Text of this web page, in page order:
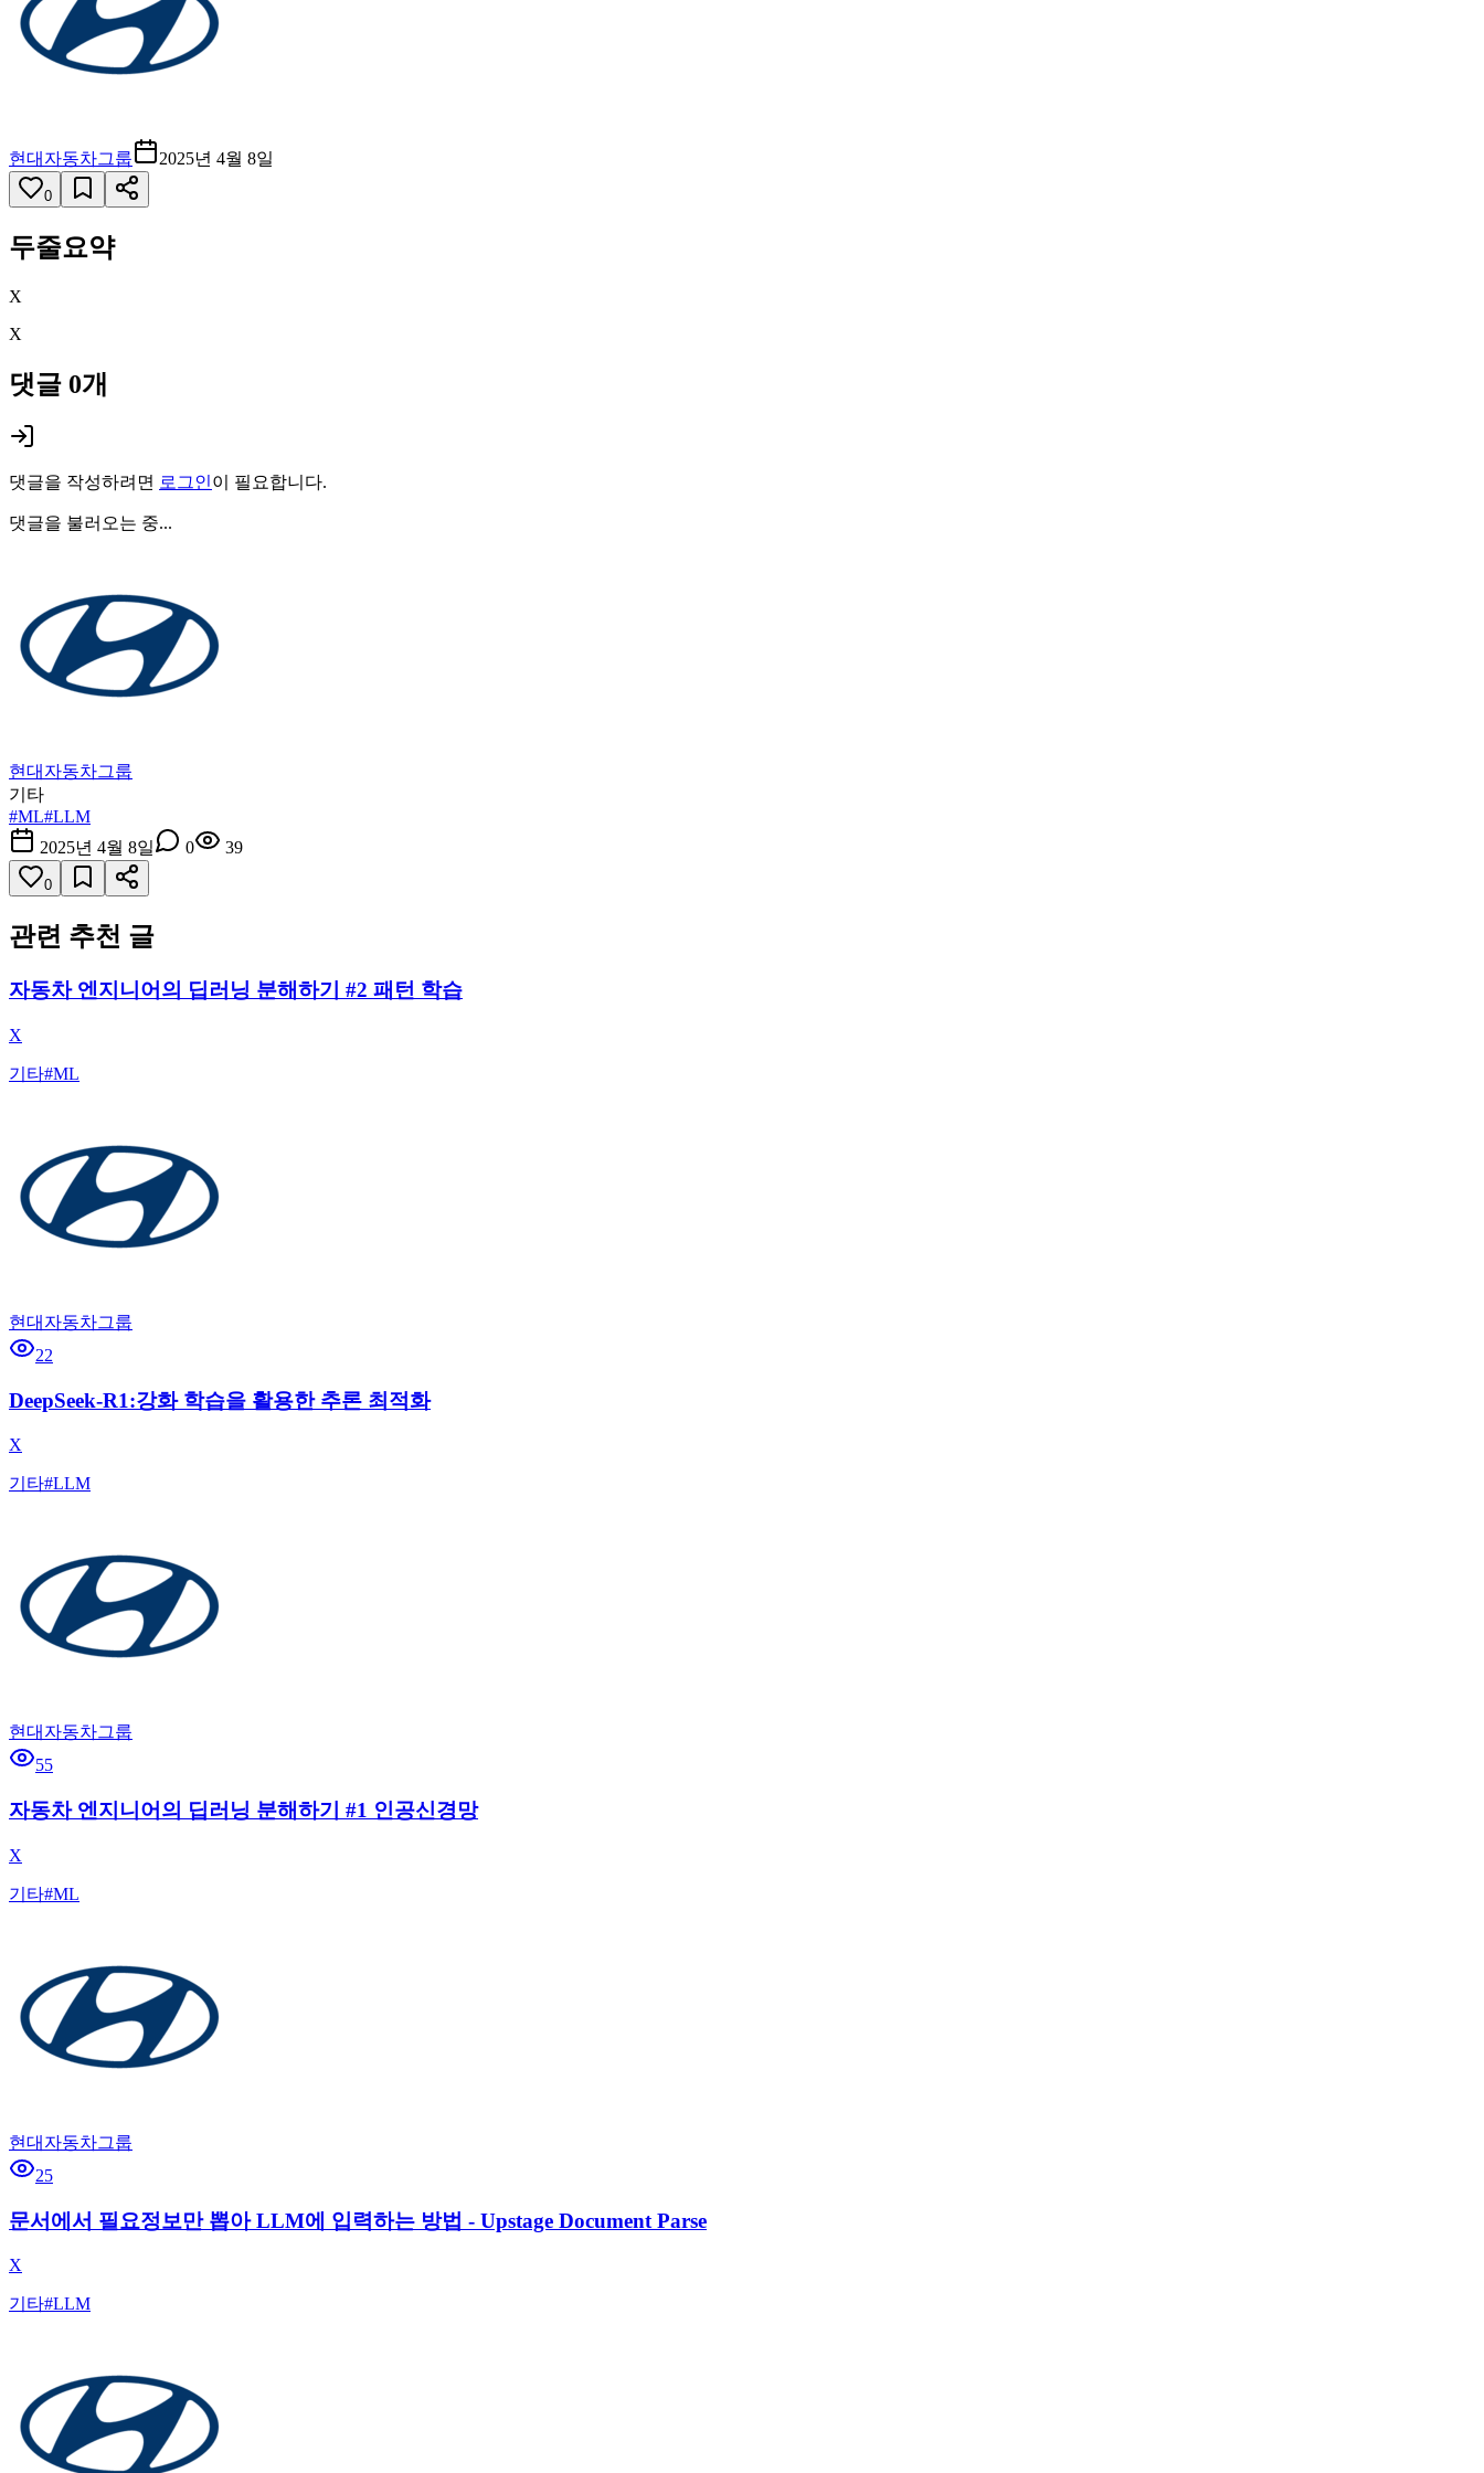
현대자동차그룹 2025년 4월 8일
0
두줄요약
X
X
댓글 0개
댓글을 작성하려면 로그인이 필요합니다.
댓글을 불러오는 중...
현대자동차그룹
기타
#ML#LLM
2025년 4월 8일
0 39
0
관련 추천 글
자동차 엔지니어의 딥러닝 분해하기 #2 패턴 학습
X
기타#ML
현대자동차그룹
22
DeepSeek-R1:강화 학습을 활용한 추론 최적화
X
기타#LLM
현대자동차그룹
55
자동차 엔지니어의 딥러닝 분해하기 #1 인공신경망
X
기타#ML
현대자동차그룹
25
문서에서 필요정보만 뽑아 LLM에 입력하는 방법 - Upstage Document Parse
X
기타#LLM